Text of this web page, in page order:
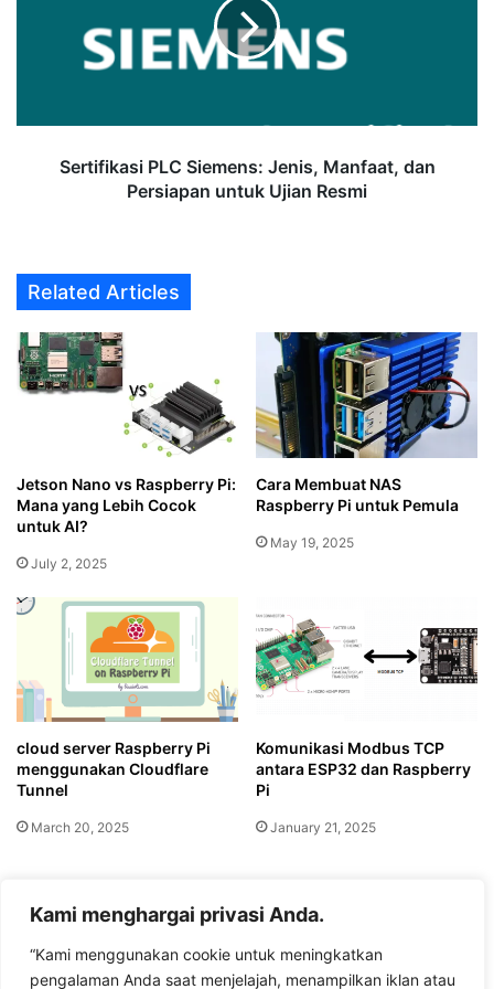
Kami menghargai privasi Anda.
“Kami menggunakan cookie untuk meningkatkan
pengalaman Anda saat menjelajah, menampilkan iklan atau
Ujian
Sertifikasi PLC Siemens: Jenis, Manfaat, dan
Persiapan untuk Ujian Resmi
Related Articles
Jetson Nano vs Raspberry Pi:
Mana yang Lebih Cocok
untuk AI?
July 2, 2025
Cara Membuat NAS
Raspberry Pi untuk Pemula
May 19, 2025
cloud server Raspberry Pi
menggunakan Cloudflare
Tunnel
March 20, 2025
Komunikasi Modbus TCP
antara ESP32 dan Raspberry
Pi
January 21, 2025
Leave a Reply
logged in